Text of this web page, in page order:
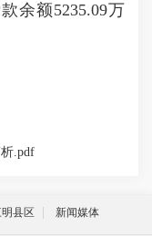
余额5235.09万
.pdf
县区 新闻媒体